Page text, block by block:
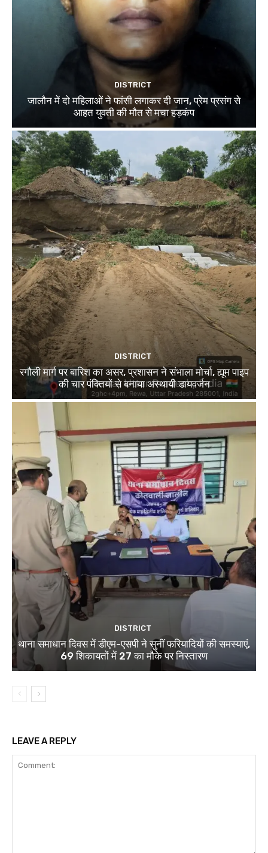
DISTRICT
जालौन में दो महिलाओं ने फांसी लगाकर दी जान, प्रेम प्रसंग से
आहत युवती की मौत से मचा हड़कंप
DISTRICT
रगौली मार्ग पर बारिश का असर, प्रशासन ने संभाला मोर्चा, ह्यूम पाइप
की चार पंक्तियों से बनाया अस्थायी डायवर्जन
DISTRICT
थाना समाधान दिवस में डीएम-एसपी ने सुनीं फरियादियों की समस्याएं,
69 शिकायतों में 27 का मौके पर निस्तारण
LEAVE A REPLY